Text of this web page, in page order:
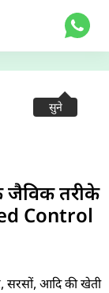
सुने
जैविक तरीके
Control
सरसों, आदि की खेती